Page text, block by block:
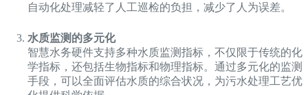
自动化处理减轻了人工巡检的负担，减少了人为误差。
水质监测的多元化
智慧水务硬件支持多种水质监测指标，不仅限于传统的化
学指标，还包括生物指标和物理指标。通过多元化的监测
手段，可以全面评估水质的综合状况，为污水处理工艺优